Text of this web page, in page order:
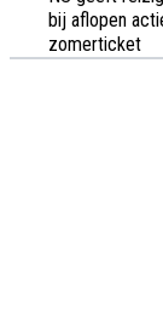
bij aflopen
zomerticket